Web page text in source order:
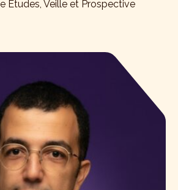
Etudes, Veille et Prospective